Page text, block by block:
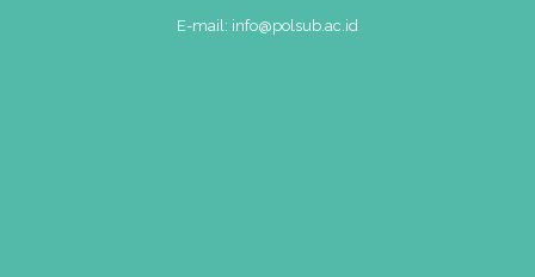
E-mail: info@polsub.ac.id